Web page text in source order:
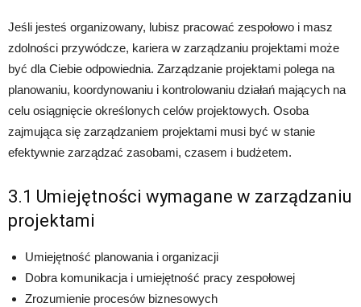
Jeśli jesteś organizowany, lubisz pracować zespołowo i masz
zdolności przywódcze, kariera w zarządzaniu projektami może
być dla Ciebie odpowiednia. Zarządzanie projektami polega na
planowaniu, koordynowaniu i kontrolowaniu działań mających na
celu osiągnięcie określonych celów projektowych. Osoba
zajmująca się zarządzaniem projektami musi być w stanie
efektywnie zarządzać zasobami, czasem i budżetem.
3.1 Umiejętności wymagane w zarządzaniu
projektami
Umiejętność planowania i organizacji
Dobra komunikacja i umiejętność pracy zespołowej
Zrozumienie procesów biznesowych